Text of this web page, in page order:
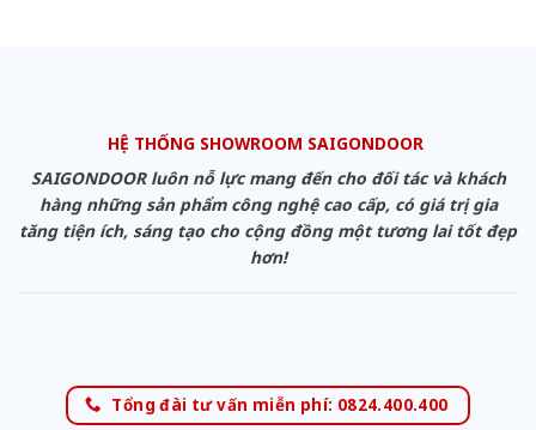
HỆ THỐNG SHOWROOM SAIGONDOOR
SAIGONDOOR luôn nỗ lực mang đến cho đối tác và khách
hàng những sản phẩm công nghệ cao cấp, có giá trị gia
tăng tiện ích, sáng tạo cho cộng đồng một tương lai tốt đẹp
hơn!
Tổng đài tư vấn miễn phí: 0824.400.400